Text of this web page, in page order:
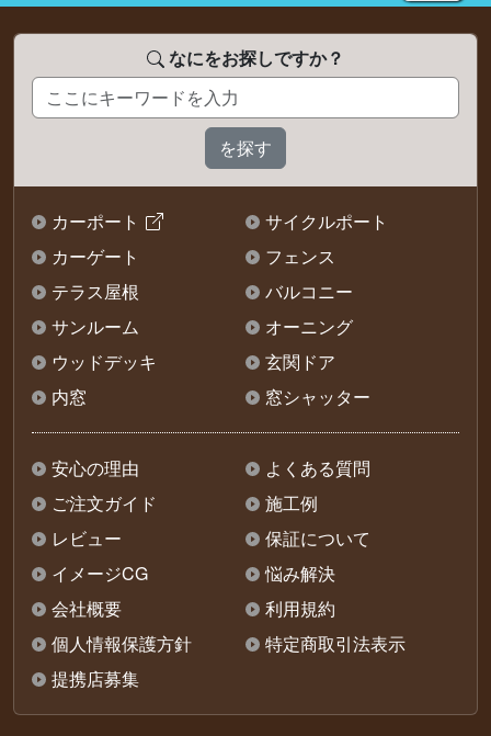
なにをお探しですか？
カーポート
サイクルポート
カーゲート
フェンス
テラス屋根
バルコニー
サンルーム
オーニング
ウッドデッキ
玄関ドア
内窓
窓シャッター
安心の理由
よくある質問
ご注文ガイド
施工例
レビュー
保証について
イメージCG
悩み解決
会社概要
利用規約
個人情報保護方針
特定商取引法表示
提携店募集